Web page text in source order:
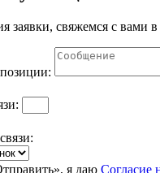
заявки, свяжемся с вами
я даю Согласие